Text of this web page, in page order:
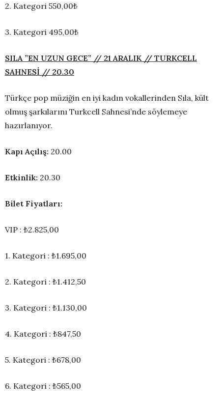
2. Kategori 550,00₺
3. Kategori 495,00₺
SILA ”EN UZUN GECE” // 21 ARALIK // TURKCELL
SAHNESİ // 20.30
Türkçe pop müziğin en iyi kadın vokallerinden Sıla, kült
olmuş şarkılarını Turkcell Sahnesi’nde söylemeye
hazırlanıyor.
Kapı Açılış: 20.00
Etkinlik: 20.30
Bilet Fiyatları:
VIP : ₺2.825,00
1. Kategori : ₺1.695,00
2. Kategori : ₺1.412,50
3. Kategori : ₺1.130,00
4. Kategori : ₺847,50
5. Kategori : ₺678,00
6. Kategori : ₺565,00